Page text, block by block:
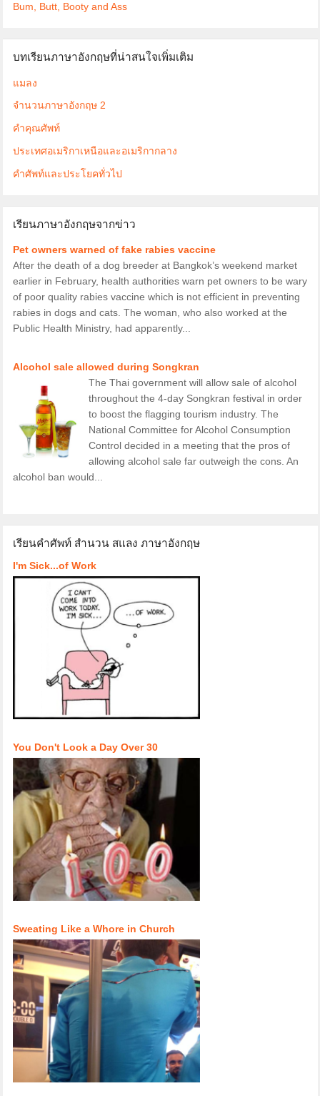
Bum, Butt, Booty and Ass
บทเรียนภาษาอังกฤษที่น่าสนใจเพิ่มเติม
แมลง
จำนวนภาษาอังกฤษ 2
คำคุณศัพท์
ประเทศอเมริกาเหนือและอเมริกากลาง
คำศัพท์และประโยคทั่วไป
เรียนภาษาอังกฤษจากข่าว
Pet owners warned of fake rabies vaccine
After the death of a dog breeder at Bangkok’s weekend market
earlier in February, health authorities warn pet owners to be wary
of poor quality rabies vaccine which is not efficient in preventing
rabies in dogs and cats. The woman, who also worked at the
Public Health Ministry, had apparently...
Alcohol sale allowed during Songkran
The Thai government will allow sale of alcohol
throughout the 4-day Songkran festival in order
to boost the flagging tourism industry. The
National Committee for Alcohol Consumption
Control decided in a meeting that the pros of
allowing alcohol sale far outweigh the cons. An
alcohol ban would...
เรียนคำศัพท์ สำนวน สแลง ภาษาอังกฤษ
I'm Sick...of Work
You Don't Look a Day Over 30
Sweating Like a Whore in Church